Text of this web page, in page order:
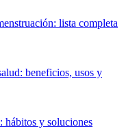
lista completa
beneficios, usos y
hábitos y soluciones